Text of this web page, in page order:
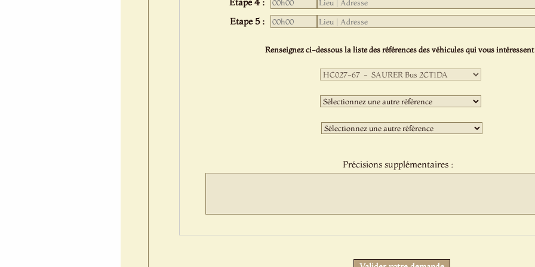
Etape 4 :
Etape 5 :
Renseignez ci-dessous la liste des références des véhicules qui vous
Première
sélection
:Deuxième
sélection
:Troisième
sélection
Précisions supplémentaires :